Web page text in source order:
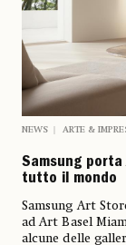
NEWS ARTE &
Samsung
tutto il mondo
Samsung Art
ad Art Basel
alcune delle